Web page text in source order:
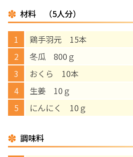
材料 （5人分）
鶏手羽元 15本
冬瓜 800ｇ
おくら 10本
生姜 10ｇ
にんにく 10ｇ
調味料
その他の診療
‘さんルーム’ でさまざま
遠方にお住まいで当院での出
医師プロフィ